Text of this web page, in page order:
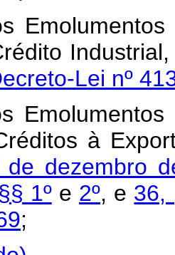
Lei nº
à
dezembro
1ºe 2º, e 36,
;